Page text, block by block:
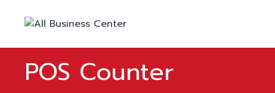
POS Counter